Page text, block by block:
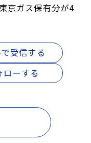
京ガス保有分が4
受信する
ーする